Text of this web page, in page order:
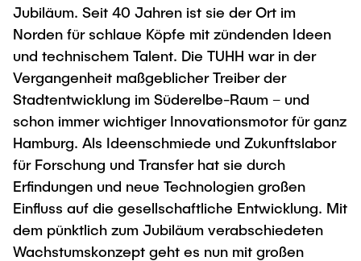
Jubiläum. Seit 40 Jahren ist sie der Ort im
Norden für schlaue Köpfe mit zündenden Ideen
und technischem Talent. Die TUHH war in der
Vergangenheit maßgeblicher Treiber der
Stadtentwicklung im Süderelbe-Raum – und
schon immer wichtiger Innovationsmotor für ganz
Hamburg. Als Ideenschmiede und Zukunftslabor
für Forschung und Transfer hat sie durch
Erfindungen und neue Technologien großen
Einfluss auf die gesellschaftliche Entwicklung. Mit
dem pünktlich zum Jubiläum verabschiedeten
Wachstumskonzept geht es nun mit großen